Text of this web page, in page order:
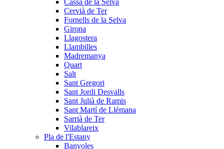
Cassà de la Selva
Cervià de Ter
Fornells de la Selva
Girona
Llagostera
Llambilles
Madremanya
Quart
Salt
Sant Gregori
Sant Jordi Desvalls
Sant Julià de Ramis
Sant Martí de Llémana
Sarrià de Ter
Vilablareix
Pla de l'Estany
Banyoles